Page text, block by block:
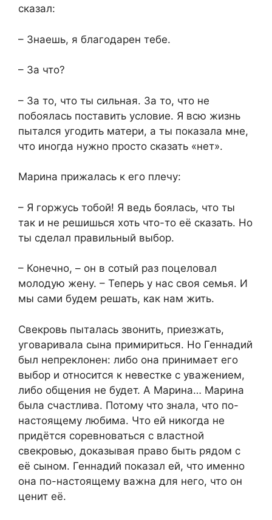
сказал:
– Знаешь, я благодарен тебе.
– За что?
– За то, что ты сильная. За то, что не
побоялась поставить условие. Я всю жизнь
пытался угодить матери, а ты показала мне,
что иногда нужно просто сказать «нет».
Марина прижалась к его плечу:
– Я горжусь тобой! Я ведь боялась, что ты
так и не решишься хоть что-то её сказать. Но
ты сделал правильный выбор.
– Конечно, – он в сотый раз поцеловал
молодую жену. – Теперь у нас своя семья. И
мы сами будем решать, как нам жить.
Свекровь пыталась звонить, приезжать,
уговаривала сына примириться. Но Геннадий
был непреклонен: либо она принимает его
выбор и относится к невестке с уважением,
либо общения не будет. А Марина… Марина
была счастлива. Потому что знала, что по-
настоящему любима. Что ей никогда не
придётся соревноваться с властной
свекровью, доказывая право быть рядом с
её сыном. Геннадий показал ей, что именно
она по-настоящему важна для него, что он
ценит её.